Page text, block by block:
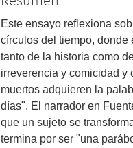
Este ensayo reflexiona
círculos del tiempo, donde
tanto de la historia como
irreverencia y comicidad y
muertos adquieren la
días". El narrador en
que un sujeto se
termina por ser "una